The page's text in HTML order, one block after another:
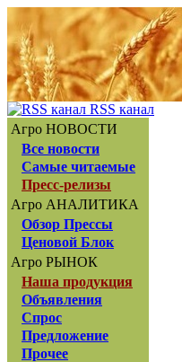
RSS канал
Агро НОВОСТИ
Все новости
Самые читаемые
Пресс-релизы
Агро АНАЛИТИКА
Обзор Прессы
Ценовой Блок
Агро РЫНОК
Наша продукция
Объявления
Спрос
Предложение
Прочее